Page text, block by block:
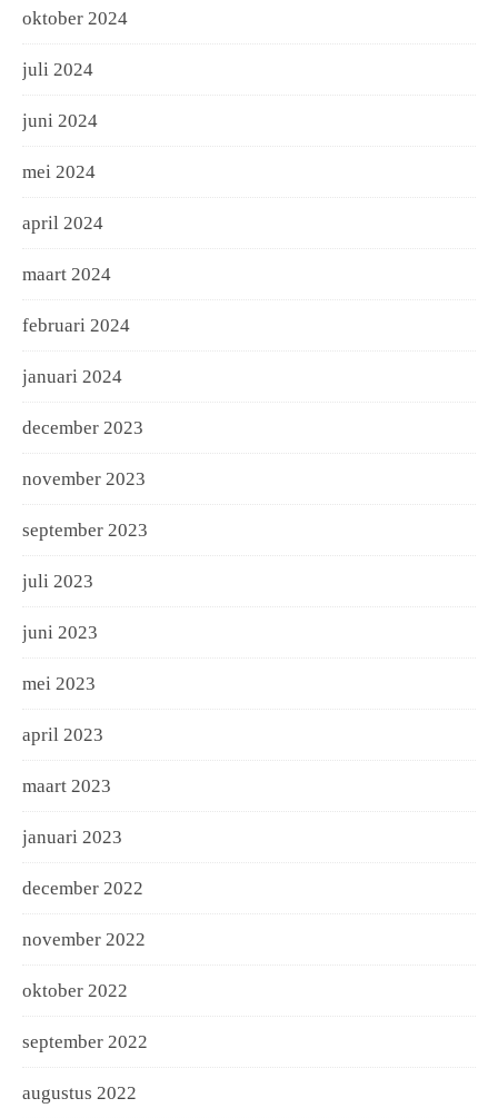
oktober 2024
juli 2024
juni 2024
mei 2024
april 2024
maart 2024
februari 2024
januari 2024
december 2023
november 2023
september 2023
juli 2023
juni 2023
mei 2023
april 2023
maart 2023
januari 2023
december 2022
november 2022
oktober 2022
september 2022
augustus 2022